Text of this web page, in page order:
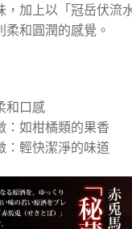
，加上以「冠岳伏流
柔和圓潤的感覺。
和口感
：如柑橘類的果香
：輕快潔淨的味道